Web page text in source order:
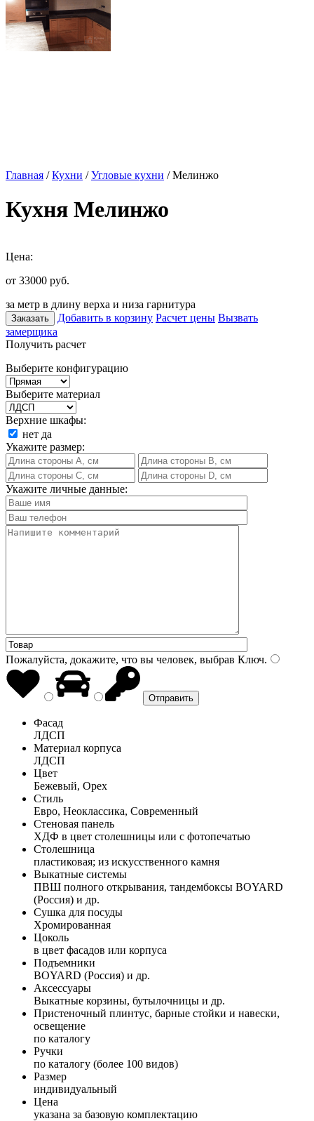
Главная /Кухни /Угловые кухни / Мелинжо
Кухня Мелинжо
Цена:
от 33000 руб.
за метр в длину верха и низа гарнитура
Заказать Добавить в корзину Расчет цены Вызвать
замерщика
Получить расчет
Выберите конфигурацию
Выберите материал
Верхние шкафы:
нет да
Укажите размер:
Укажите личные данные:
Пожалуйста, докажите, что вы человек, выбрав Ключ.
Фасад
ЛДСП
Материал корпуса
ЛДСП
Цвет
Бежевый, Орех
Стиль
Евро, Неоклассика, Современный
Стеновая панель
ХДФ в цвет столешницы или с фотопечатью
Столешница
пластиковая; из искусственного камня
Выкатные системы
ПВШ полного открывания, тандембоксы BOYARD
(Россия) и др.
Сушка для посуды
Хромированная
Цоколь
в цвет фасадов или корпуса
Подъемники
BOYARD (Россия) и др.
Аксессуары
Выкатные корзины, бутылочницы и др.
Пристеночный плинтус, барные стойки и навески,
освещение
по каталогу
Ручки
по каталогу (более 100 видов)
Размер
индивидуальный
Цена
указана за базовую комплектацию